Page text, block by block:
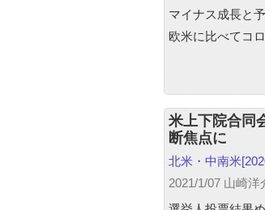
マイナス成長と
欧米に比べてコ
米上下院合同
断焦点に
北米・中南米
2021/1/07 山崎洋